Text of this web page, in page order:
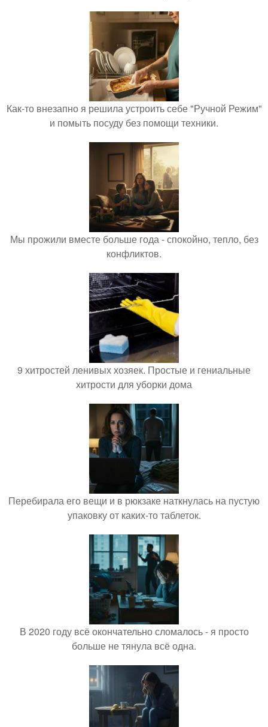
Как-то внезапно я решила устроить себе "Ручной Режим"
и помыть посуду без помощи техники.
Мы прожили вместе больше года - спокойно, тепло, без
конфликтов.
9 хитростей ленивых хозяек. Простые и гениальные
хитрости для уборки дома
Перебирала его вещи и в рюкзаке наткнулась на пустую
упаковку от каких-то таблеток.
В 2020 году всё окончательно сломалось - я просто
больше не тянула всё одна.